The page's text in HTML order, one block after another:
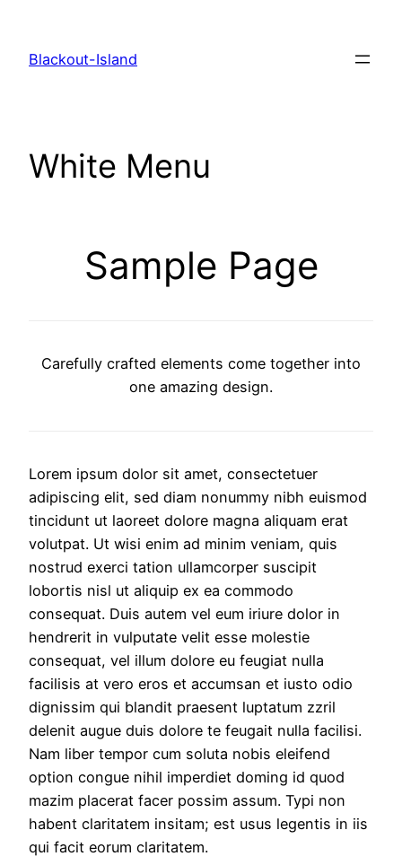
springen
Blackout-Island
White Menu
Sample Page
Carefully crafted elements come together into
one amazing design.
Lorem ipsum dolor sit amet, consectetuer
adipiscing elit, sed diam nonummy nibh euismod
tincidunt ut laoreet dolore magna aliquam erat
volutpat. Ut wisi enim ad minim veniam, quis
nostrud exerci tation ullamcorper suscipit
lobortis nisl ut aliquip ex ea commodo
consequat. Duis autem vel eum iriure dolor in
hendrerit in vulputate velit esse molestie
consequat, vel illum dolore eu feugiat nulla
facilisis at vero eros et accumsan et iusto odio
dignissim qui blandit praesent luptatum zzril
delenit augue duis dolore te feugait nulla facilisi.
Nam liber tempor cum soluta nobis eleifend
option congue nihil imperdiet doming id quod
mazim placerat facer possim assum. Typi non
habent claritatem insitam; est usus legentis in iis
qui facit eorum claritatem.